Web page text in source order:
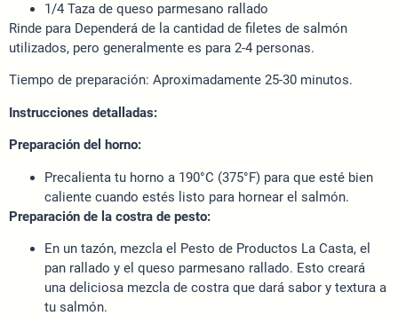
1/4 Taza de queso parmesano rallado
Rinde para Dependerá de la cantidad de filetes de salmón
utilizados, pero generalmente es para 2-4 personas.
Tiempo de preparación: Aproximadamente 25-30 minutos.
Instrucciones detalladas:
Preparación del horno:
Precalienta tu horno a 190°C (375°F) para que esté bien
caliente cuando estés listo para hornear el salmón.
Preparación de la costra de pesto:
En un tazón, mezcla el Pesto de Productos La Casta, el
pan rallado y el queso parmesano rallado. Esto creará
una deliciosa mezcla de costra que dará sabor y textura a
tu salmón.